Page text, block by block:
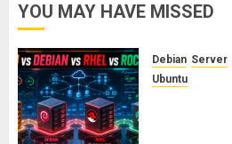
YOU MAY HAVE MISSED
Debian Server
Ubuntu